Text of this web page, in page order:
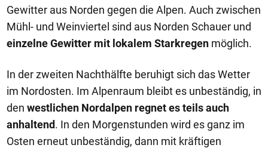
Gewitter aus Norden gegen die Alpen. Auch zwischen
Mühl- und Weinviertel sind aus Norden Schauer und
einzelne Gewitter mit lokalem Starkregen möglich.
In der zweiten Nachthälfte beruhigt sich das Wetter
im Nordosten. Im Alpenraum bleibt es unbeständig, in
den westlichen Nordalpen regnet es teils auch
anhaltend. In den Morgenstunden wird es ganz im
Osten erneut unbeständig, dann mit kräftigen